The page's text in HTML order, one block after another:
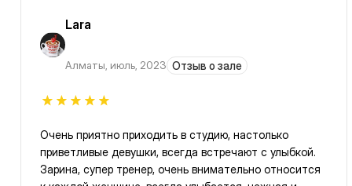
Lara
Алматы, июль, 2023 Отзыв о зале
Очень приятно приходить в студию, настолько
приветливые девушки, всегда встречают с улыбкой.
Зарина, супер тренер, очень внимательно относится